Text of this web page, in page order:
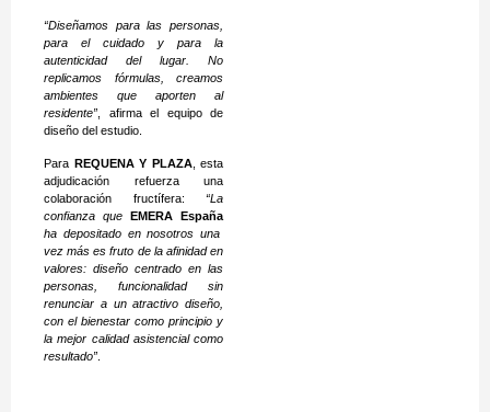
“Diseñamos para las personas,
para el cuidado y para la
autenticidad del lugar. No
replicamos fórmulas, creamos
ambientes que aporten al
residente” , afirma el equipo de
diseño del estudio.
Para REQUENA Y PLAZA, esta
adjudicación refuerza una
colaboración fructífera: “La
confianza que
EMERA España
ha depositado en nosotros una
vez más es fruto de la afinidad en
valores: diseño centrado en las
personas, funcionalidad sin
renunciar a un atractivo diseño,
con el bienestar como principio y
la mejor calidad asistencial como
resultado”